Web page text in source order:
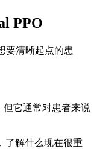
PPO
要清晰起点的患
但它通常对患者来说
了解什么现在很重